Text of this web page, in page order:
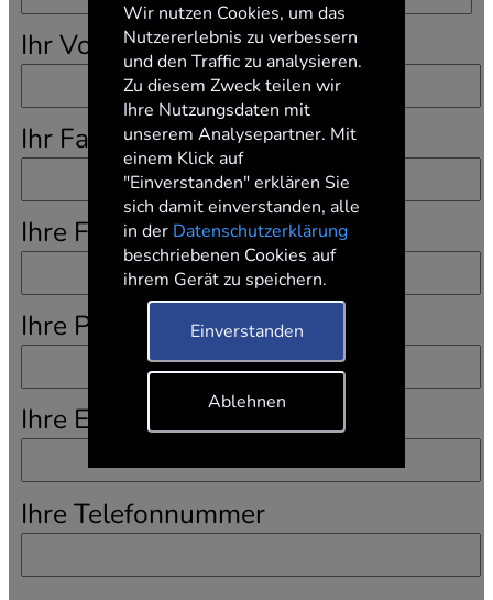
Ihr Vorname
Ihr Familienname
Ihre Firma bzw. Institution
Ihre Position bzw. Funktion
Ihre Email-Adresse
Ihre Telefonnummer
Wir nutzen Cookies, um das
Nutzererlebnis zu verbessern
und den Traffic zu analysieren.
Zu diesem Zweck teilen wir
Ihre Nutzungsdaten mit
unserem Analysepartner. Mit
einem Klick auf
"Einverstanden" erklären Sie
sich damit einverstanden, alle
in der Datenschutzerklärung
beschriebenen Cookies auf
ihrem Gerät zu speichern.
Einverstanden
Ablehnen